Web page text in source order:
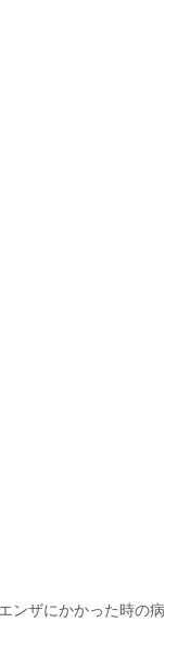
ンザにかかった時の病